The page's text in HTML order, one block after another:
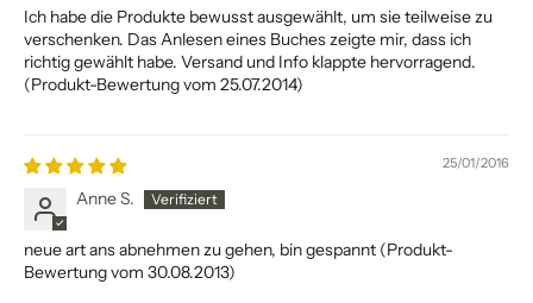
Ich habe die Produkte bewusst ausgewählt, um sie teilweise zu
verschenken. Das Anlesen eines Buches zeigte mir, dass ich
richtig gewählt habe. Versand und Info klappte hervorragend.
(Produkt-Bewertung vom 25.07.2014)
25/01/2016
Anne S.
neue art ans abnehmen zu gehen, bin gespannt (Produkt-
Bewertung vom 30.08.2013)